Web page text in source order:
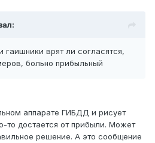
гаишники врят ли согласятся,
больно прибыльный
аппарате ГИБДД и рисует
то достается от прибыли. Может
решение. А это сообщение